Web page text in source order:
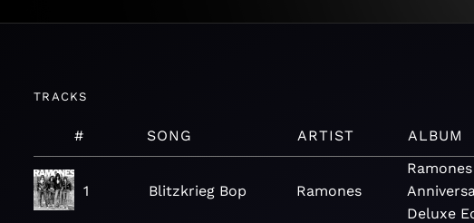
TRACKS
# SONG ARTIST ALBUM
1 Blitzkrieg Bop Ramones
Deluxe